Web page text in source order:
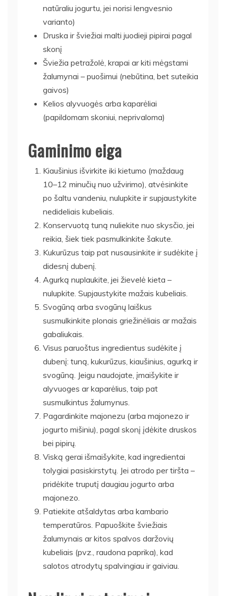
natūraliu jogurtu, jei norisi lengvesnio
varianto)
Druska ir šviežiai malti juodieji pipirai pagal
skonį
Šviežia petražolė, krapai ar kiti mėgstami
žalumynai – puošimui (nebūtina, bet suteikia
gaivos)
Kelios alyvuogės arba kaparėliai
(papildomam skoniui, neprivaloma)
Gaminimo eiga
Kiaušinius išvirkite iki kietumo (maždaug
10–12 minučių nuo užvirimo), atvėsinkite
po šaltu vandeniu, nulupkite ir supjaustykite
nedideliais kubeliais.
Konservuotą tuną nuliekite nuo skysčio, jei
reikia, šiek tiek pasmulkinkite šakute.
Kukurūzus taip pat nusausinkite ir sudėkite į
didesnį dubenį.
Agurką nuplaukite, jei žievelė kieta –
nulupkite. Supjaustykite mažais kubeliais.
Svogūną arba svogūnų laiškus
susmulkinkite plonais griežinėliais ar mažais
gabaliukais.
Visus paruoštus ingredientus sudėkite į
dubenį: tuną, kukurūzus, kiaušinius, agurką ir
svogūną. Jeigu naudojate, įmaišykite ir
alyvuoges ar kaparėlius, taip pat
susmulkintus žalumynus.
Pagardinkite majonezu (arba majonezo ir
jogurto mišiniu), pagal skonį įdėkite druskos
bei pipirų.
Viską gerai išmaišykite, kad ingredientai
tolygiai pasiskirstytų. Jei atrodo per tiršta –
pridėkite truputį daugiau jogurto arba
majonezo.
Patiekite atšaldytas arba kambario
temperatūros. Papuoškite šviežiais
žalumynais ar kitos spalvos daržovių
kubeliais (pvz., raudona paprika), kad
salotos atrodytų spalvingiau ir gaiviau.